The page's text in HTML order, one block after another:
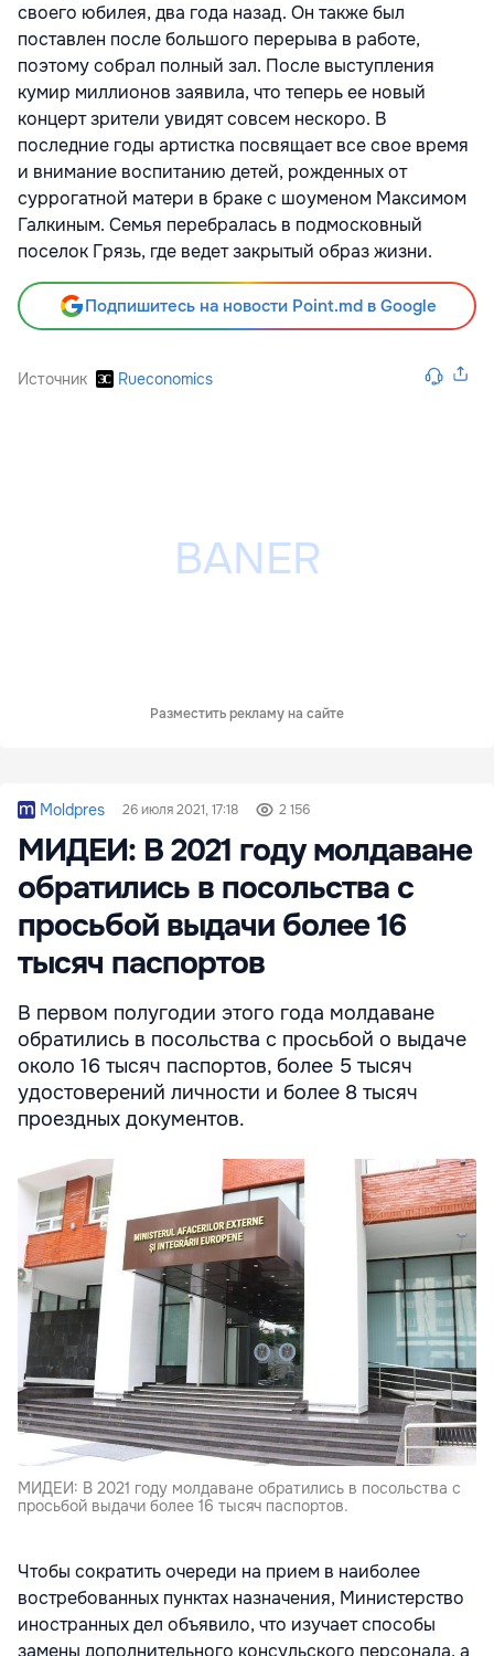
своего юбилея, два года назад. Он также был
поставлен после большого перерыва в работе,
поэтому собрал полный зал. После выступления
кумир миллионов заявила, что теперь ее новый
концерт зрители увидят совсем нескоро. В
последние годы артистка посвящает все свое время
и внимание воспитанию детей, рожденных от
суррогатной матери в браке с шоуменом Максимом
Галкиным. Семья перебралась в подмосковный
поселок Грязь, где ведет закрытый образ жизни.
Подпишитесь на новости Point.md в Google
Источник Rueconomics
Разместить рекламу на сайте
Moldpres 26 июля 2021, 17:18 2 156
МИДЕИ: В 2021 году молдаване
обратились в посольства с
просьбой выдачи более 16
тысяч паспортов
В первом полугодии этого года молдаване
обратились в посольства с просьбой о выдаче
около 16 тысяч паспортов, более 5 тысяч
удостоверений личности и более 8 тысяч
проездных документов.
МИДЕИ: В 2021 году молдаване обратились в посольства с
просьбой выдачи более 16 тысяч паспортов.
Чтобы сократить очереди на прием в наиболее
востребованных пунктах назначения, Министерство
иностранных дел объявило, что изучает способы
замены дополнительного консульского персонала, а